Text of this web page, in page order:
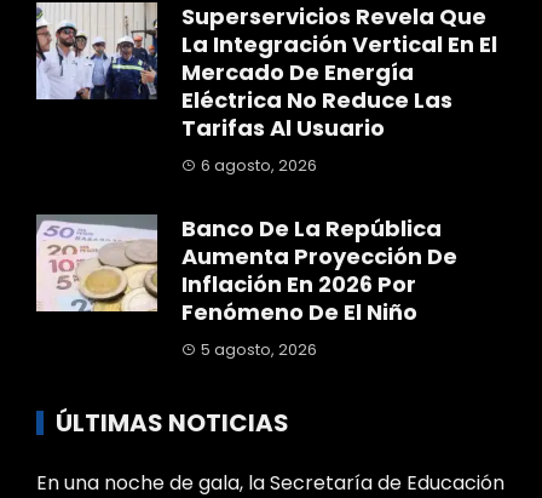
Superservicios Revela Que
La Integración Vertical En El
Mercado De Energía
Eléctrica No Reduce Las
Tarifas Al Usuario
6 agosto, 2026
Banco De La República
Aumenta Proyección De
Inflación En 2026 Por
Fenómeno De El Niño
5 agosto, 2026
ÚLTIMAS NOTICIAS
En una noche de gala, la Secretaría de Educación